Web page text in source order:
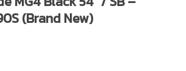
฿.
is:
3,900฿.
(Brand New)